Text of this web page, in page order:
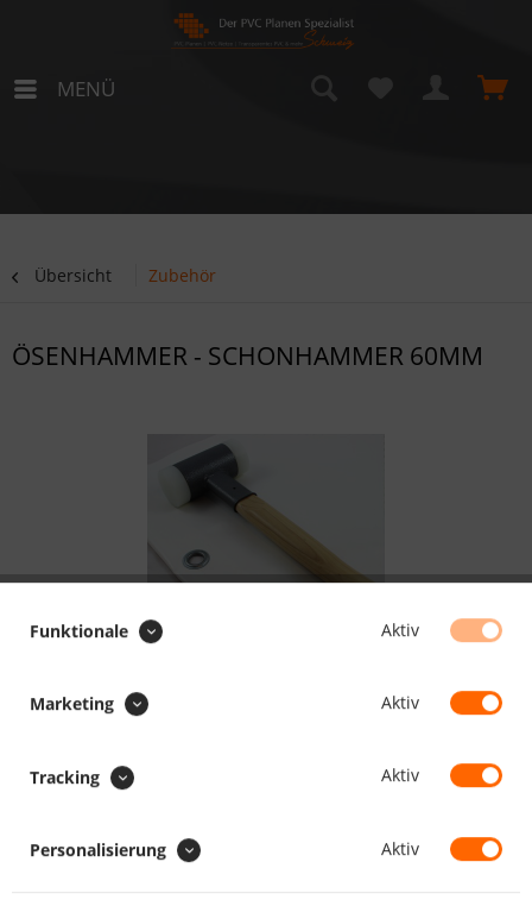
MENÜ
Übersicht Zubehör
ÖSENHAMMER - SCHONHAMMER 60MM
149.04 CHF *
Maßanfertigung, Lieferzeit daher ca. 5 - 10 Arbeitstage
WARENKORB
Funktionale Aktiv
Marketing Aktiv
Tracking Aktiv
Personalisierung Aktiv